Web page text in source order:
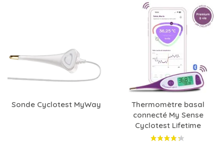
Sonde Cyclotest MyWay
Thermomètre basal
connecté My Sense
Cyclotest Lifetime